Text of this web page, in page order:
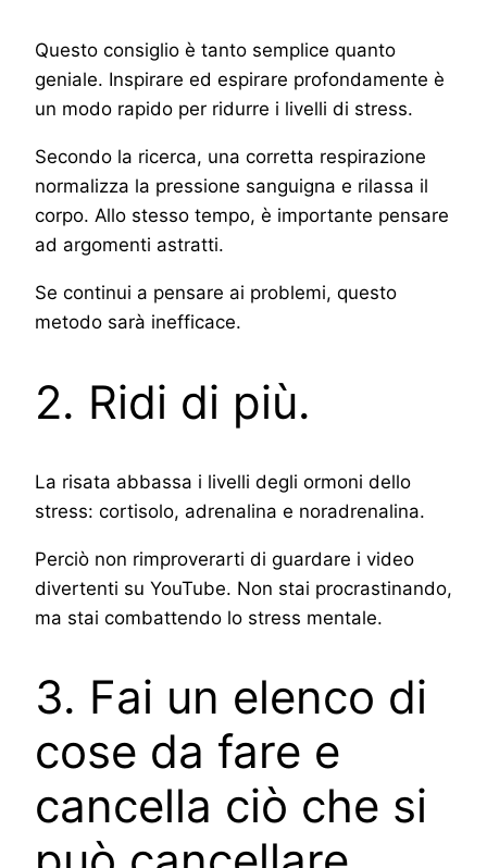
Questo consiglio è tanto semplice quanto
geniale. Inspirare ed espirare profondamente è
un modo rapido per ridurre i livelli di stress.
Secondo la ricerca, una corretta respirazione
normalizza la pressione sanguigna e rilassa il
corpo. Allo stesso tempo, è importante pensare
ad argomenti astratti.
Se continui a pensare ai problemi, questo
metodo sarà inefficace.
2. Ridi di più.
La risata abbassa i livelli degli ormoni dello
stress: cortisolo, adrenalina e noradrenalina.
Perciò non rimproverarti di guardare i video
divertenti su YouTube. Non stai procrastinando,
ma stai combattendo lo stress mentale.
3. Fai un elenco di
cose da fare e
cancella ciò che si